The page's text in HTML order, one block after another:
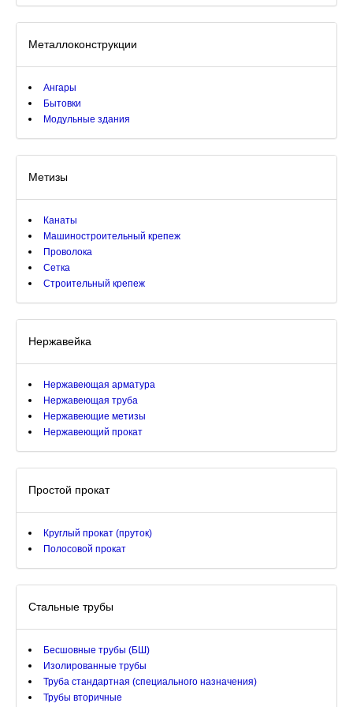
Металлоконструкции
Ангары
Бытовки
Модульные здания
Метизы
Канаты
Машиностроительный крепеж
Проволока
Сетка
Строительный крепеж
Нержавейка
Нержавеющая арматура
Нержавеющая труба
Нержавеющие метизы
Нержавеющий прокат
Простой прокат
Круглый прокат (пруток)
Полосовой прокат
Стальные трубы
Бесшовные трубы (БШ)
Изолированные трубы
Труба стандартная (специального назначения)
Трубы вторичные